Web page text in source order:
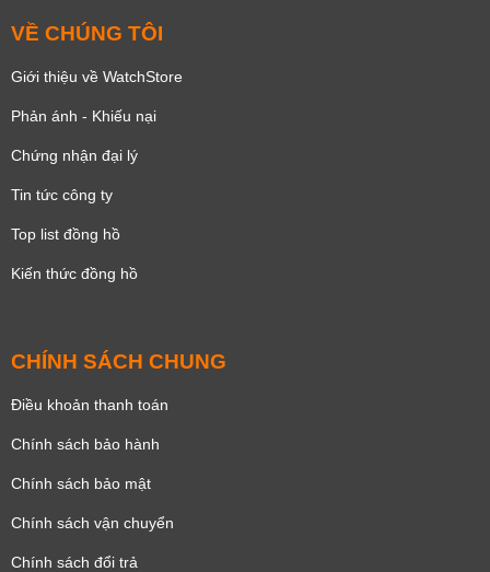
VỀ CHÚNG TÔI
Giới thiệu về WatchStore
Phản ánh - Khiếu nại
Chứng nhận đại lý
Tin tức công ty
Top list đồng hồ
Kiến thức đồng hồ
CHÍNH SÁCH CHUNG
Điều khoản thanh toán
Chính sách bảo hành
Chính sách bảo mật
Chính sách vận chuyển
Chính sách đổi trả